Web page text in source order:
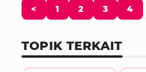
< 1 2 3 4
TOPIK TERKAIT